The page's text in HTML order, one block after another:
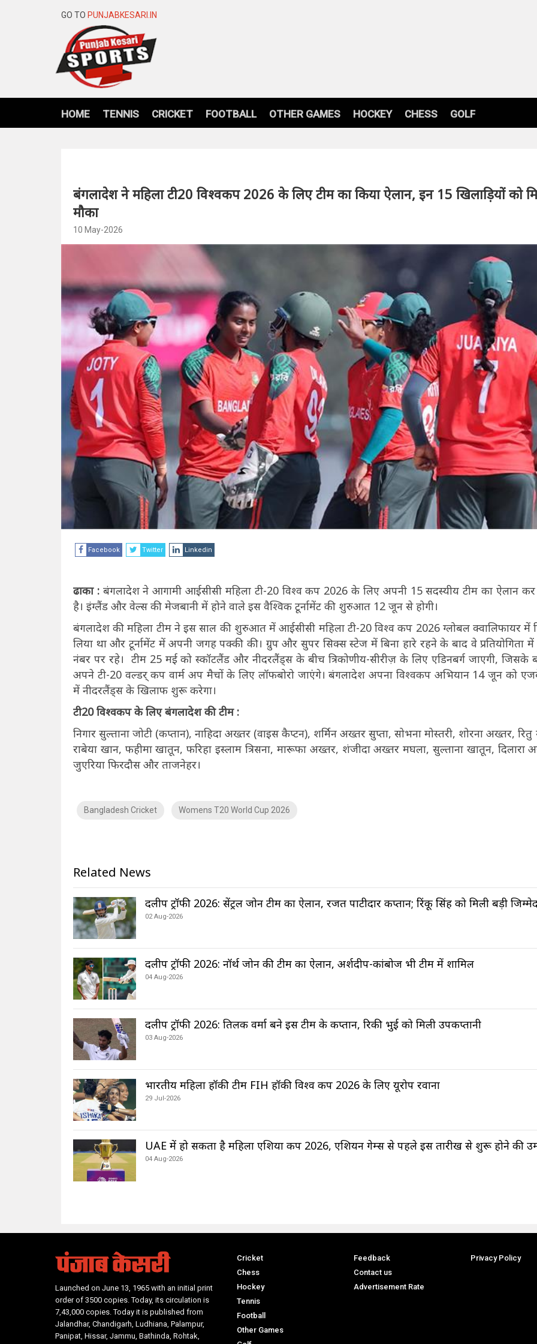
GO TO PUNJABKESARI.IN
HOME TENNIS CRICKET FOOTBALL OTHER GAMES HOCKEY CHESS GOLF
बंगलादेश ने महिला टी20 विश्वकप 2026 के लिए टीम का किया ऐलान, इन 15 खिलाड़ियों को
मौका
10 May-2026
Facebook Twitter Linkedin
ढाका :बंगलादेश ने आगामी आईसीसी महिला टी-20 विश्व कप 2026 के लिए अपनी 15 सदस्यीय टीम का ऐलान कर
है। इंग्लैंड और वेल्स की मेजबानी में होने वाले इस वैश्विक टूर्नामेंट की शुरुआत 12 जून से होगी।
बंगलादेश की महिला टीम ने इस साल की शुरुआत में आईसीसी महिला टी-20 विश्व कप 2026 ग्लोबल क्वालिफायर में
लिया था और टूर्नामेंट में अपनी जगह पक्की की। ग्रुप और सुपर सिक्स स्टेज में बिना हारे रहने के बाद वे प्रतियोगिता
नंबर पर रहे। टीम 25 मई को स्कॉटलैंड और नीदरलैंड्स के बीच त्रिकोणीय-सीरीज़ के लिए एडिनबर्ग जाएगी, जिसके
अपने टी-20 वल्डर् कप वार्म अप मैचों के लिए लॉफबोरो जाएंगे। बंगलादेश अपना विश्वकप अभियान 14 जून को
में नीदरलैंड्स के खिलाफ शुरू करेगा।
टी20 विश्वकप के लिए बंगलादेश की टीम :
निगार सुल्ताना जोटी (कप्तान), नाहिदा अख्तर (वाइस कैप्टन), शर्मिन अख्तर सुप्ता, सोभना मोस्तरी, शोरना अख्तर, रितु
राबेया खान, फहीमा खातून, फरिहा इस्लाम त्रिसना, मारूफा अख्तर, शंजीदा अख्तर मघला, सुल्ताना खातून, दिलारा
जुएरिया फिरदौस और ताजनेहर।
Bangladesh Cricket Womens T20 World Cup 2026
Related News
दलीप ट्रॉफी 2026: सेंट्रल जोन टीम का ऐलान, रजत पाटीदार कप्तान; रिंकू सिंह को मिली बड़ी
02 Aug-2026
दलीप ट्रॉफी 2026: नॉर्थ जोन की टीम का ऐलान, अर्शदीप-कांबोज भी टीम में शामिल
04 Aug-2026
दलीप ट्रॉफी 2026: तिलक वर्मा बने इस टीम के कप्तान, रिकी भुई को मिली उपकप्तानी
03 Aug-2026
भारतीय महिला हॉकी टीम FIH हॉकी विश्व कप 2026 के लिए यूरोप रवाना
29 Jul-2026
UAE में हो सकता है महिला एशिया कप 2026, एशियन गेम्स से पहले इस तारीख से शुरू होने की
04 Aug-2026
Launched on June 13, 1965 with an initial print
order of 3500 copies. Today, its circulation is
7,43,000 copies. Today it is published from
Jalandhar, Chandigarh, Ludhiana, Palampur,
Panipat, Hissar, Jammu, Bathinda, Rohtak,
Cricket
Chess
Hockey
Tennis
Football
Other Games
Feedback
Contact us
Advertisement Rate
Privacy Policy